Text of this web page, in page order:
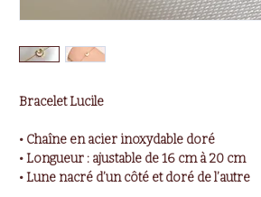
Bracelet Lucile
• Chaîne en acier inoxydable doré
• Longueur : ajustable de 16 cm à 20 cm
• Lune nacré d’un côté et doré de l’autre